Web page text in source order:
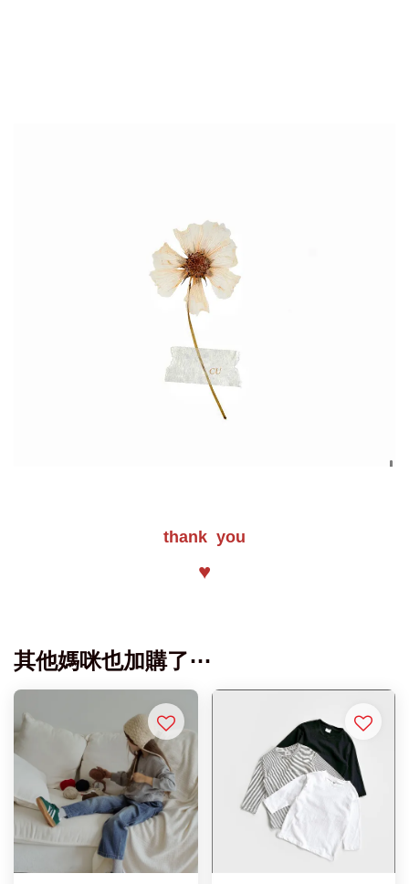
thank you
♥
其他媽咪也加購了⋯